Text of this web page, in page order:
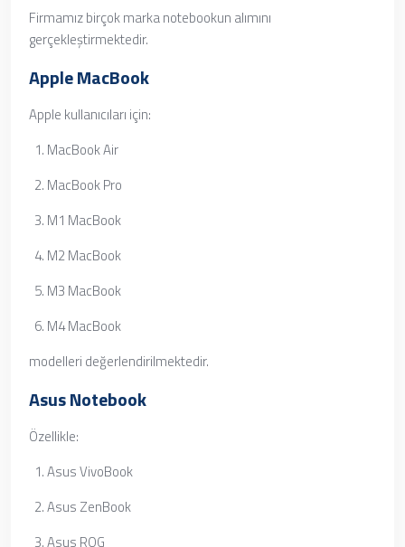
Firmamız birçok marka notebookun alımını
gerçekleştirmektedir.
Apple MacBook
Apple kullanıcıları için:
MacBook Air
MacBook Pro
M1 MacBook
M2 MacBook
M3 MacBook
M4 MacBook
modelleri değerlendirilmektedir.
Asus Notebook
Özellikle:
Asus VivoBook
Asus ZenBook
Asus ROG